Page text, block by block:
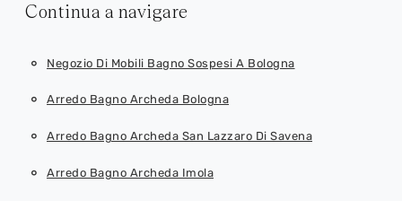
Continua a navigare
Negozio Di Mobili Bagno Sospesi A Bologna
Arredo Bagno Archeda Bologna
Arredo Bagno Archeda San Lazzaro Di Savena
Arredo Bagno Archeda Imola